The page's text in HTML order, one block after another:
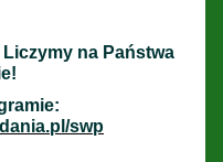
na Państwa
swp